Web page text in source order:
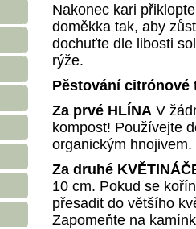
Nakonec kari
doměkka tak, aby
dochuťte dle libosti
rýže.
Pěstování
Za prvé HLÍNA V
kompost! Používejte
organickým hnojivem.
Za druhé
10 cm. Pokud se
přesadit do většího
Zapomeňte na